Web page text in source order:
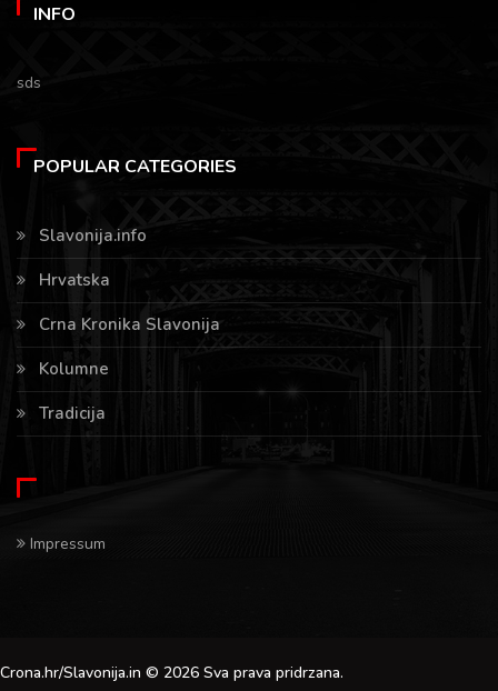
INFO
sds
POPULAR CATEGORIES
Slavonija.info
Hrvatska
Crna Kronika Slavonija
Kolumne
Tradicija
Impressum
Crona.hr/Slavonija.in © 2026 Sva prava pridrzana.